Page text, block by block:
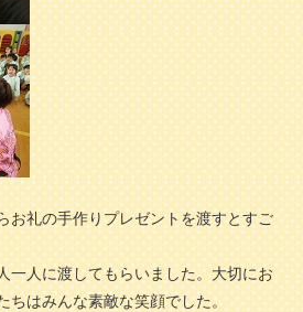
お礼の手作りプレゼントを渡すとすご
一人に渡してもらいました。大切にお
ちはみんな素敵な笑顔でした。